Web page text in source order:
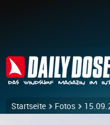
Startseite Fotos